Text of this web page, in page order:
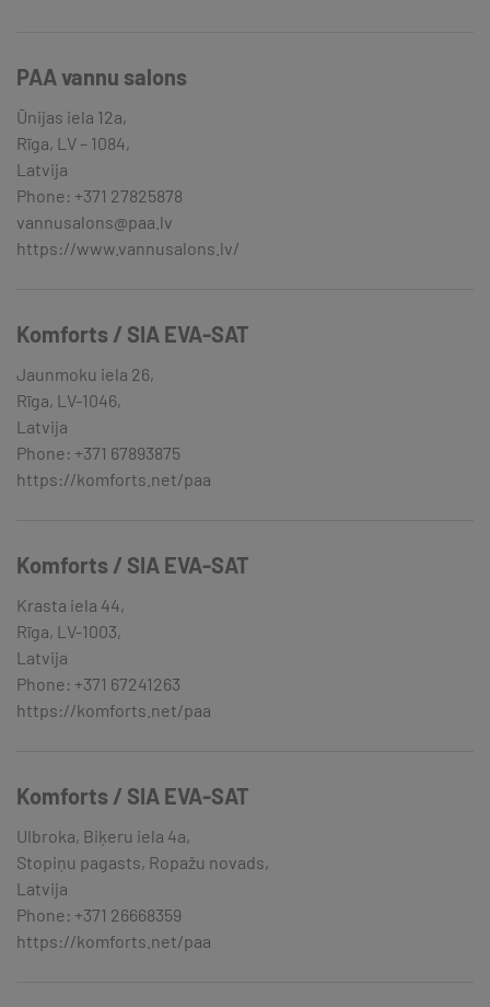
PAA vannu salons
Ūnijas iela 12a,
Rīga, LV – 1084,
Latvija
Phone: +371 27825878
vannusalons@paa.lv
https://www.vannusalons.lv/
Komforts / SIA EVA-SAT
Jaunmoku iela 26,
Rīga, LV-1046,
Latvija
Phone: +371 67893875
https://komforts.net/paa
Komforts / SIA EVA-SAT
Krasta iela 44,
Rīga, LV-1003,
Latvija
Phone: +371 67241263
https://komforts.net/paa
Komforts / SIA EVA-SAT
Ulbroka, Biķeru iela 4a,
Stopiņu pagasts, Ropažu novads,
Latvija
Phone: +371 26668359
https://komforts.net/paa